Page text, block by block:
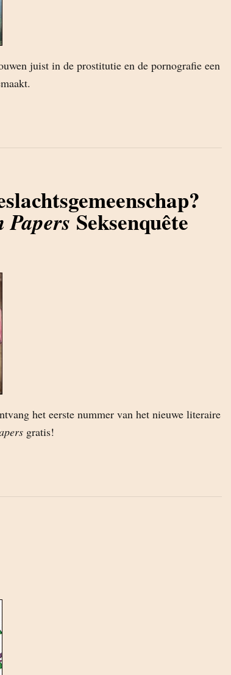
juist in de prostitutie en de pornografie een
PapersSeksenquête
het eerste nummer van het nieuwe literaire
gratis!